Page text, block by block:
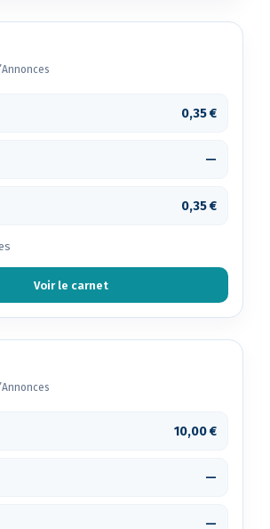
0,35 €
—
0,35 €
Voir le carnet
10,00 €
—
—